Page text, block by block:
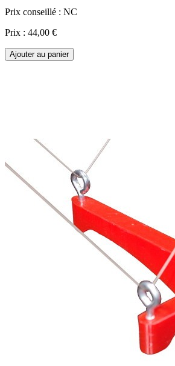
Prix conseillé : NC
Prix : 44,00 €
Ajouter au panier